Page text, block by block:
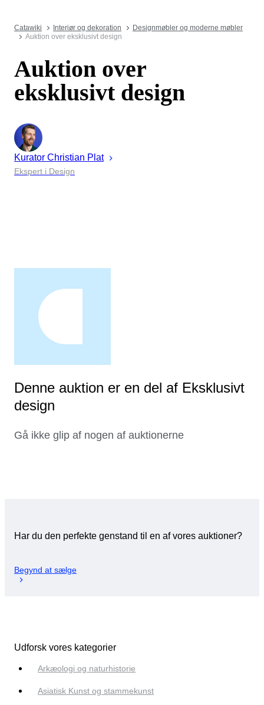
Catawiki Interiør og dekoration
Designmøbler og moderne møbler
Auktion over eksklusivt design
Auktion over
eksklusivt design
Kurator Christian Plat
Ekspert i Design
Denne auktion er en del af Eksklusivt
design
Gå ikke glip af nogen af auktionerne
Har du den perfekte genstand til en af vores auktioner?
Begynd at sælge
Udforsk vores kategorier
Arkæologi og naturhistorie
Asiatisk Kunst og stammekunst